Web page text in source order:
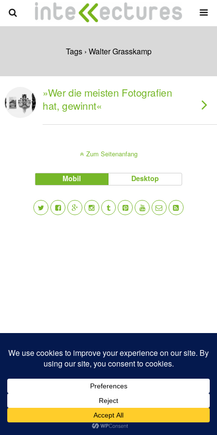
Tags › Walter Grasskamp
»Wer die meisten Fotografien
hat, gewinnt«
Zum Seitenanfang
Mobil Desktop